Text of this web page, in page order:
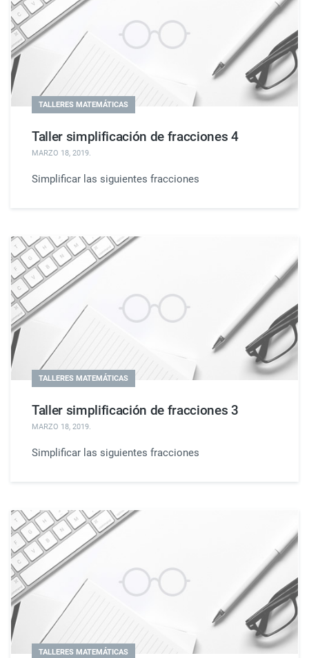
TALLERES MATEMÁTICAS
Taller simplificación de fracciones 4
MARZO 18, 2019.
Simplificar las siguientes fracciones
TALLERES MATEMÁTICAS
Taller simplificación de fracciones 3
MARZO 18, 2019.
Simplificar las siguientes fracciones
TALLERES MATEMÁTICAS